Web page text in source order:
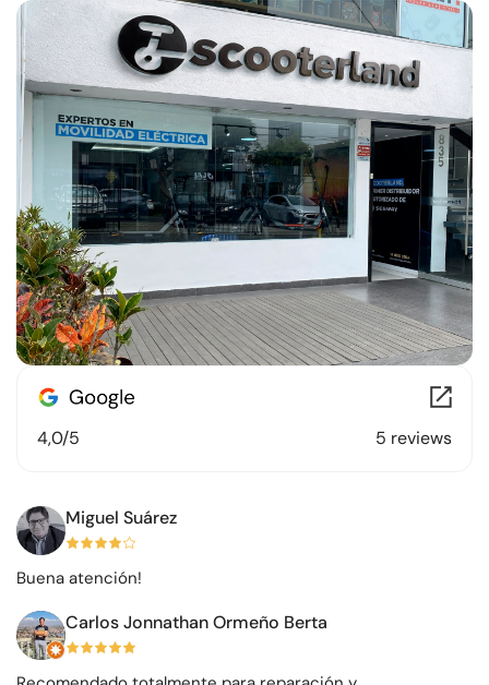
4,0/5 5 reviews
Miguel Suárez
Buena atención!
Carlos Jonnathan Ormeño Berta